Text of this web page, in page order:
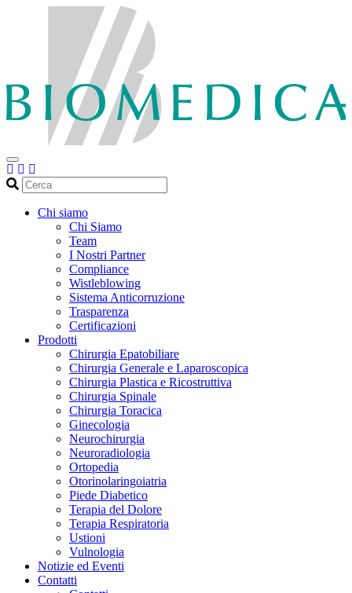
Cerca
Chi siamo
Chi Siamo
Team
I Nostri Partner
Compliance
Wistleblowing
Sistema Anticorruzione
Trasparenza
Certificazioni
Prodotti
Chirurgia Epatobiliare
Chirurgia Generale e Laparoscopica
Chirurgia Plastica e Ricostruttiva
Chirurgia Spinale
Chirurgia Toracica
Ginecologia
Neurochirurgia
Neuroradiologia
Ortopedia
Otorinolaringoiatria
Piede Diabetico
Terapia del Dolore
Terapia Respiratoria
Ustioni
Vulnologia
Notizie ed Eventi
Contatti